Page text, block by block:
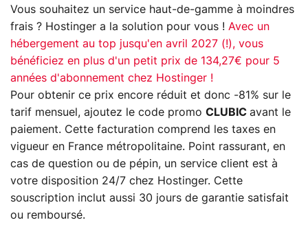
Vous souhaitez un service haut-de-gamme à moindres
frais ? Hostinger a la solution pour vous ! Avec un
hébergement au top jusqu'en avril 2027 (!), vous
bénéficiez en plus d'un petit prix de 134,27€ pour 5
années d'abonnement chez Hostinger !
Pour obtenir ce prix encore réduit et donc -81% sur le
tarif mensuel, ajoutez le code promo CLUBIC avant le
paiement. Cette facturation comprend les taxes en
vigueur en France métropolitaine. Point rassurant, en
cas de question ou de pépin, un service client est à
votre disposition 24/7 chez Hostinger. Cette
souscription inclut aussi 30 jours de garantie satisfait
ou remboursé.